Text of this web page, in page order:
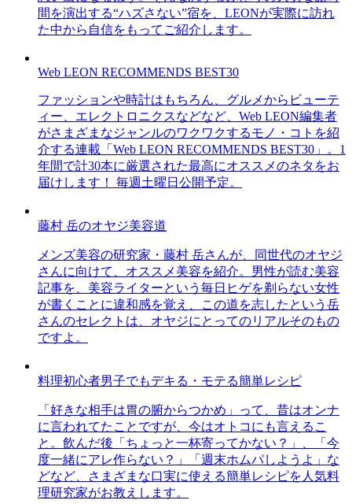
間を演出する“ハズさない”宿を、LEONが実際に訪れ
た中から自信をもってご紹介します。
Web LEON RECOMMENDS BEST30
ファッションや時計はもちろん、グルメからビューテ
ィー、エレクトロニクスなどなど、Web LEON編集者
がさまざまなジャンルのワクワクするモノ・コトを紹
介する連載「Web LEON RECOMMENDS BEST30」。1
年間で計30本に厳選された最高にオススメのネタをお
届けします！ 毎週土曜日公開予定。
藤村 岳のオヤジ美容道
メンズ美容の研究家・藤村 岳さんが、同世代のオヤジ
さんに向けて、オススメ美容を紹介。男性が読む美容
記事を、美容ライターという毎日ヒゲを剃らない女性
が書くことに違和感を覚え、この道を志したという岳
さんのセレクトは、オヤジにとってのリアルそのもの
ですよ。
料理初心者男子でもデキる・モテる簡単レシピ
「好きな相手は胃の腑からつかめ」って、昔はオンナ
に言われてたことですが、今はオトコにも言えるこ
と。飲んだ後「ちょっと一杯寄ってかない？」、「今
度一緒にアレ作らない？」「週末ホムパしようよ」な
どなど、さまざまな口実に使える簡単レシピを人気料
理研究家がお教えします。